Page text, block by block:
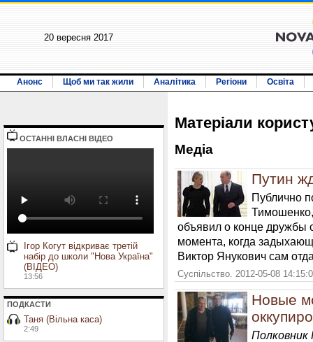
20 вересня 2017
Анонс Щоб ми так жили Аналітика Регіони Освіта
ОСТАННI ВЛАСНI ВIДЕО
Ігор Когут відкриває третій
набір до школи "Нова Україна"
(ВІДЕО)
13:56
ПОДКАСТИ
Таня (Вільна каса)
2:49
Матерiали
Медiа
Путин
Публично
объявил о конце дружбы
момента, когда
Виктор Янукович сам
Суспільство. 2012-05-08
Новые